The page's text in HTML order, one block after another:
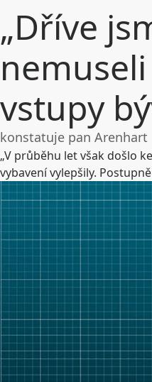
„Dříve
vstupy
konstatuje pan Arenhart
„V průběhu let však došlo
vybavení vylepšily.